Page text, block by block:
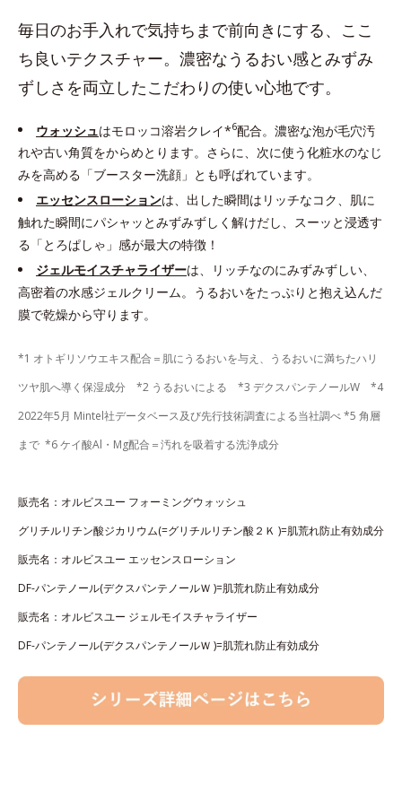
毎日のお手入れで気持ちまで前向きにする、ここ
ち良いテクスチャー。濃密なうるおい感とみずみ
ずしさを両立したこだわりの使い心地です。
ウォッシュはモロッコ溶岩クレイ*6配合。濃密な泡が毛穴汚
れや古い角質をからめとります。さらに、次に使う化粧水のなじ
みを高める「ブースター洗顔」とも呼ばれています。
エッセンスローションは、出した瞬間はリッチなコク、肌に
触れた瞬間にパシャッとみずみずしく解けだし、スーッと浸透す
る「とろぱしゃ」感が最大の特徴！
ジェルモイスチャライザーは、リッチなのにみずみずしい、
高密着の水感ジェルクリーム。うるおいをたっぷりと抱え込んだ
膜で乾燥から守ります。
*1 オトギリソウエキス配合＝肌にうるおいを与え、うるおいに満ちたハリ
ツヤ肌へ導く保湿成分 *2 うるおいによる *3 デクスパンテノールW *4
2022年5月 Mintel社データベース及び先行技術調査による当社調べ *5 角層
まで *6 ケイ酸Al・Mg配合＝汚れを吸着する洗浄成分
販売名：オルビスユー フォーミングウォッシュ
グリチルリチン酸ジカリウム(=グリチルリチン酸２Ｋ )=肌荒れ防止有効成分
販売名：オルビスユー エッセンスローション
DF-パンテノール(デクスパンテノールＷ )=肌荒れ防止有効成分
販売名：オルビスユー ジェルモイスチャライザー
DF-パンテノール(デクスパンテノールＷ )=肌荒れ防止有効成分